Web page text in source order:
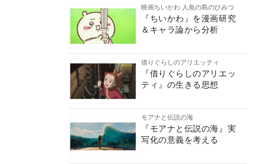
映画ちいかわ 人魚の島のひみつ
『ちいかわ』を漫画研究
＆キャラ論から分析
借りぐらしのアリエッティ
『借りぐらしのアリエッ
ティ』の生きる思想
モアナと伝説の海
『モアナと伝説の海』実
写化の意義を考える